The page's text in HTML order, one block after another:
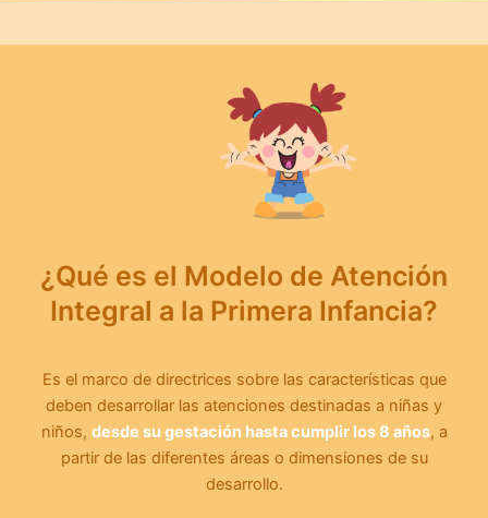
¿Qué es el Modelo de Atención
Integral a la Primera Infancia?
Es el marco de directrices sobre las características que
deben desarrollar las atenciones destinadas a niñas y
niños, desde su gestación hasta cumplir los 8 años, a
partir de las diferentes áreas o dimensiones de su
desarrollo.